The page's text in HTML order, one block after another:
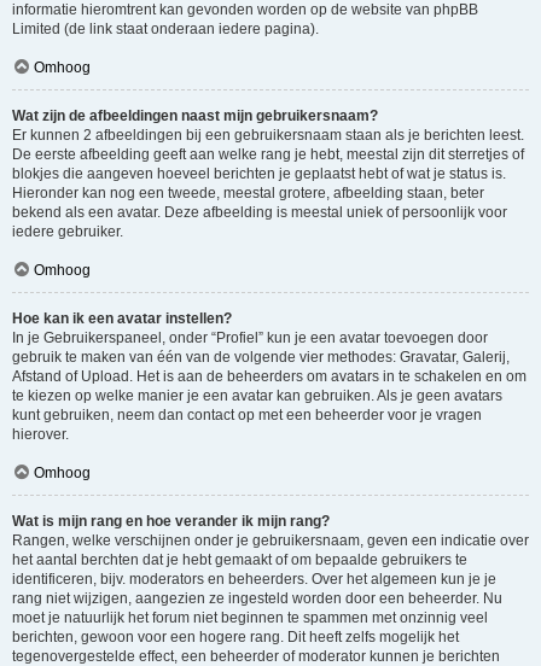
informatie hieromtrent kan gevonden worden op de website van phpBB
Limited (de link staat onderaan iedere pagina).
Omhoog
Wat zijn de afbeeldingen naast mijn gebruikersnaam?
Er kunnen 2 afbeeldingen bij een gebruikersnaam staan als je berichten leest.
De eerste afbeelding geeft aan welke rang je hebt, meestal zijn dit sterretjes of
blokjes die aangeven hoeveel berichten je geplaatst hebt of wat je status is.
Hieronder kan nog een tweede, meestal grotere, afbeelding staan, beter
bekend als een avatar. Deze afbeelding is meestal uniek of persoonlijk voor
iedere gebruiker.
Omhoog
Hoe kan ik een avatar instellen?
In je Gebruikerspaneel, onder “Profiel” kun je een avatar toevoegen door
gebruik te maken van één van de volgende vier methodes: Gravatar, Galerij,
Afstand of Upload. Het is aan de beheerders om avatars in te schakelen en om
te kiezen op welke manier je een avatar kan gebruiken. Als je geen avatars
kunt gebruiken, neem dan contact op met een beheerder voor je vragen
hierover.
Omhoog
Wat is mijn rang en hoe verander ik mijn rang?
Rangen, welke verschijnen onder je gebruikersnaam, geven een indicatie over
het aantal berchten dat je hebt gemaakt of om bepaalde gebruikers te
identificeren, bijv. moderators en beheerders. Over het algemeen kun je je
rang niet wijzigen, aangezien ze ingesteld worden door een beheerder. Nu
moet je natuurlijk het forum niet beginnen te spammen met onzinnig veel
berichten, gewoon voor een hogere rang. Dit heeft zelfs mogelijk het
tegenovergestelde effect, een beheerder of moderator kunnen je berichten